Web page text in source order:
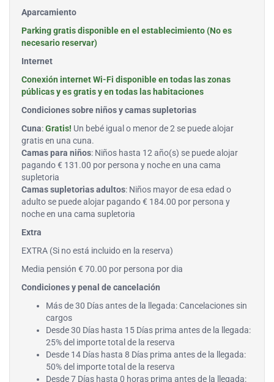
Aparcamiento
Parking gratis disponible en el establecimiento (No es
necesario reservar)
Internet
Conexión internet Wi-Fi disponible en todas las zonas
públicas y es gratis y en todas las habitaciones
Condiciones sobre niños y camas supletorias
Cuna:Gratis! Un bebé igual o menor de 2 se puede alojar
gratis en una cuna.
Camas para niños: Niños hasta 12 año(s) se puede alojar
pagando € 131.00 por persona y noche en una cama
supletoria
Camas supletorias adultos: Niños mayor de esa edad o
adulto se puede alojar pagando € 184.00 por persona y
noche en una cama supletoria
Extra
EXTRA (Si no está incluido en la reserva)
Media pensión € 70.00 por persona por dia
Condiciones y penal de cancelación
Más de 30 Días antes de la llegada: Cancelaciones sin
cargos
Desde 30 Días hasta 15 Días prima antes de la llegada:
25% del importe total de la reserva
Desde 14 Días hasta 8 Días prima antes de la llegada:
50% del importe total de la reserva
Desde 7 Días hasta 0 horas prima antes de la llegada: